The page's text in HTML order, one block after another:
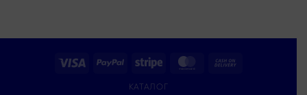
Visa PayPal Stripe MasterCard
КАТАЛОГ